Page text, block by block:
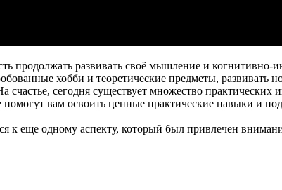
продолжать развивать своё мышление и когнитивно-
хобби и теоретические предметы,
сегодня существует множество практических
вам освоить ценные практические навыки и
к еще одному аспекту, который был привлечен